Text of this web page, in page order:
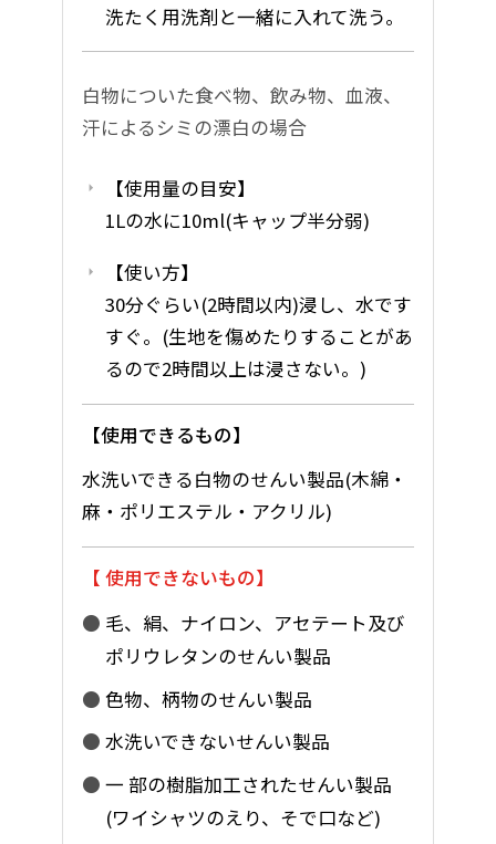
洗たく用洗剤と一緒に入れて洗う。
白物についた食べ物、飲み物、血液、
汗によるシミの漂白の場合
【使用量の目安】
1Lの水に10ml(キャップ半分弱)
【使い方】
30分ぐらい(2時間以内)浸し、水です
すぐ。(生地を傷めたりすることがあ
るので2時間以上は浸さない。)
使用できるもの
水洗いできる白物のせんい製品(木綿・
麻・ポリエステル・アクリル)
使用できないもの
毛、絹、ナイロン、アセテート及び
ポリウレタンのせんい製品
色物、柄物のせんい製品
水洗いできないせんい製品
一 部の樹脂加工されたせんい製品
(ワイシャツのえり、そで口など)